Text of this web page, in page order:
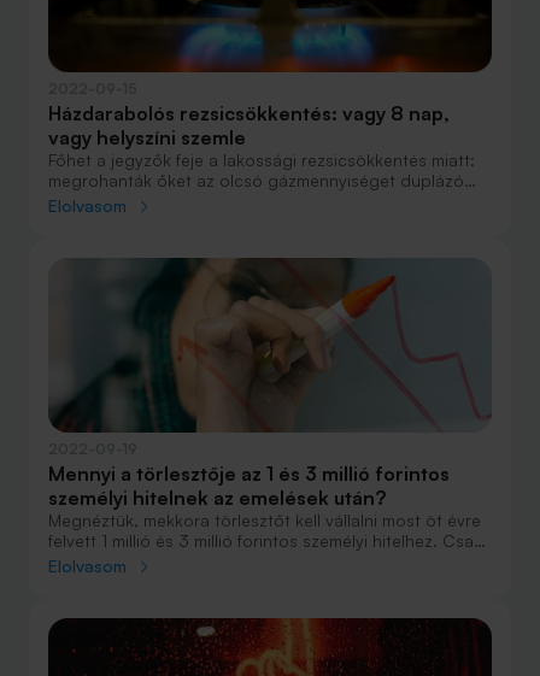
Házdarabolós rezsicsökkentés: vagy 8 nap,
vagy helyszíni szemle
Főhet a jegyzők feje a lakossági rezsicsökkentés miatt:
megrohanták őket az olcsó gázmennyiséget duplázó
igazolásért, amit 8 napon belül ki kell adniuk. Ennyi idő
Elolvasom
Mennyi a törlesztője az 1 és 3 millió forintos
személyi hitelnek az emelések után?
Megnéztük, mekkora törlesztőt kell vállalni most öt évre
felvett 1 millió és 3 millió forintos személyi hitelhez. Csak
az a jó hír, hogy vannak olcsóbb ajánlatok a jelenlegi
Elolvasom